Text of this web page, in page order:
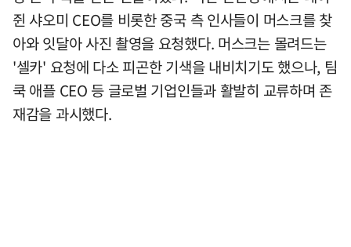
쥔 샤오미 CEO를 비롯한 중국 측 인사들이 머스크를 찾
아와 잇달아 사진 촬영을 요청했다. 머스크는 몰려드는
'셀카' 요청에 다소 피곤한 기색을 내비치기도 했으나, 팀
쿡 애플 CEO 등 글로벌 기업인들과 활발히 교류하며 존
재감을 과시했다.